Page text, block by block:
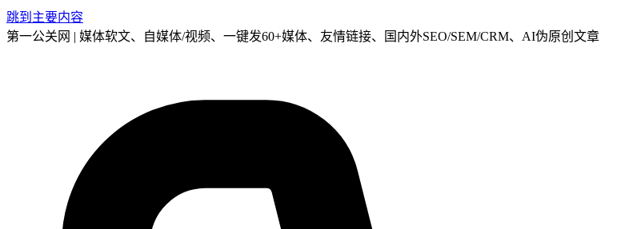
跳到主要内容
第一公关网 | 媒体软文、自媒体/视频、一键发60+媒体、友情链接、国内外SEO/SEM/CRM、AI伪原创文章